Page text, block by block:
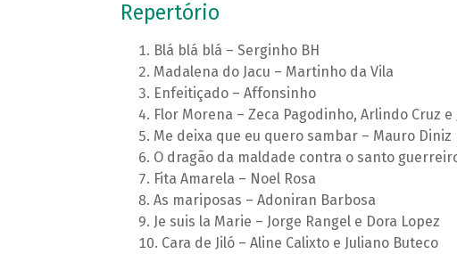
Repertório
Blá blá blá – Serginho BH
Madalena do Jacu – Martinho da Vila
Enfeitiçado – Affonsinho
Flor Morena – Zeca Pagodinho, Arlindo Cruz e
Me deixa que eu quero sambar – Mauro Diniz
O dragão da maldade contra o santo
Fita Amarela – Noel Rosa
As mariposas – Adoniran Barbosa
Je suis la Marie – Jorge Rangel e Dora Lopez
Cara de Jiló – Aline Calixto e Juliano Buteco